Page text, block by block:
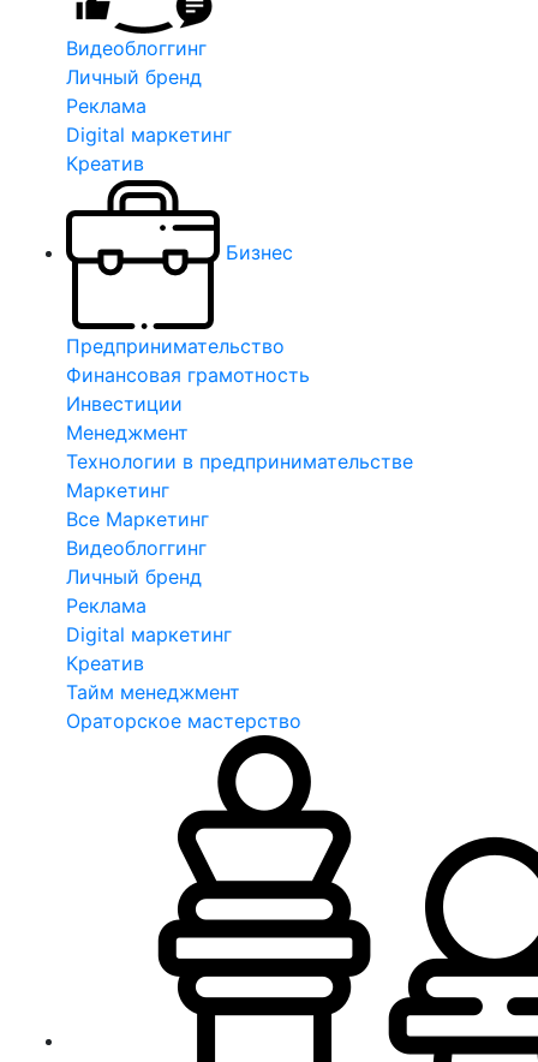
Видеоблоггинг
Личный бренд
Реклама
Digital маркетинг
Креатив
Бизнес
Предпринимательство
Финансовая грамотность
Инвестиции
Менеджмент
Технологии в предпринимательстве
Маркетинг
Все Маркетинг
Видеоблоггинг
Личный бренд
Реклама
Digital маркетинг
Креатив
Тайм менеджмент
Ораторское мастерство